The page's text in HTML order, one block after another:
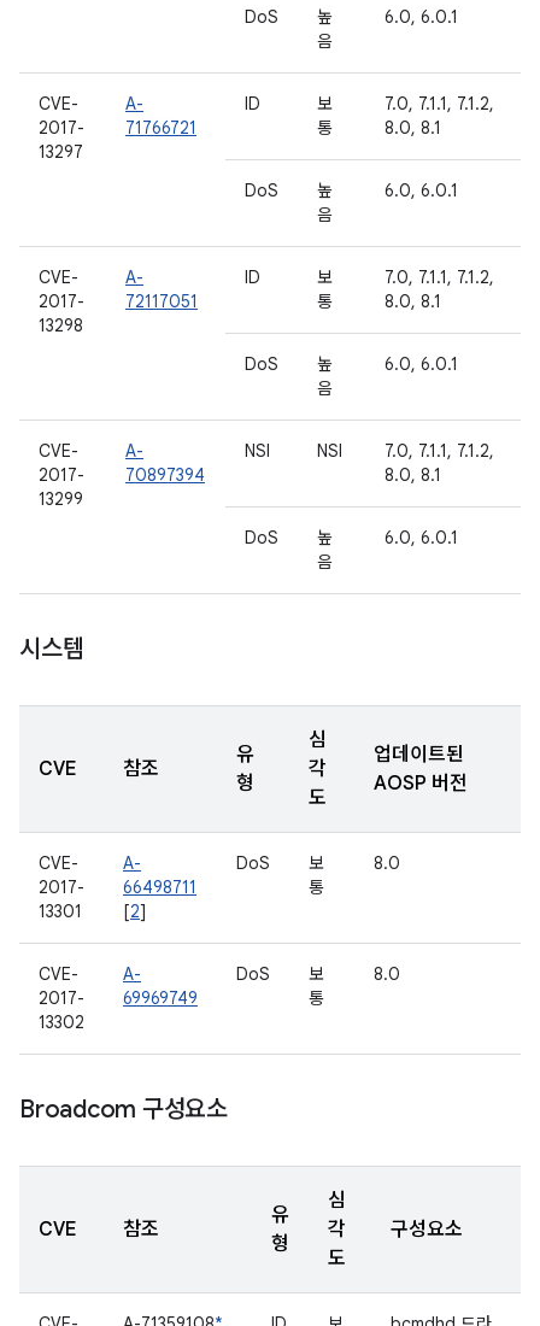
DoS
높
음
6.0, 6.0.1
CVE-
2017-
13297
A-
71766721
ID
보
통
7.0, 7.1.1, 7.1.2,
8.0, 8.1
DoS
높
음
6.0, 6.0.1
CVE-
2017-
13298
A-
72117051
ID
보
통
7.0, 7.1.1, 7.1.2,
8.0, 8.1
DoS
높
음
6.0, 6.0.1
CVE-
2017-
13299
A-
70897394
NSI NSI
7.0, 7.1.1, 7.1.2,
8.0, 8.1
DoS
높
음
6.0, 6.0.1
시스템
CVE 참조
유
형
심
각
도
업데이트된
AOSP 버전
CVE-
2017-
13301
A-
66498711
[2]
DoS
보
통
8.0
CVE-
2017-
13302
A-
69969749
DoS
보
통
8.0
Broadcom 구성요소
CVE 참조
유
형
심
각
도
구성요소